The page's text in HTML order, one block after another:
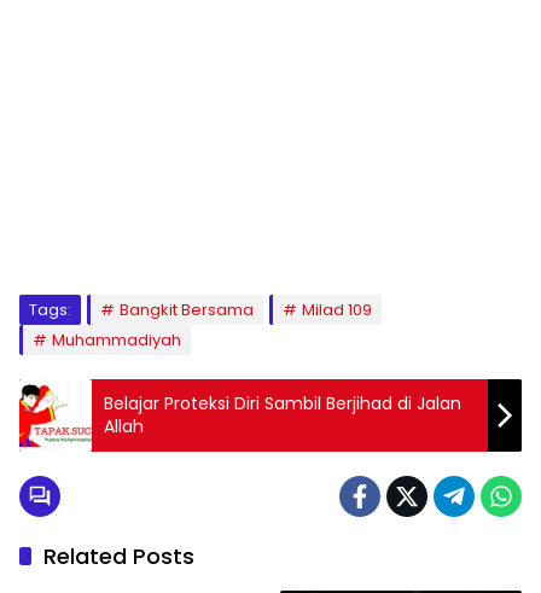
Tags: Bangkit Bersama
Milad 109
Muhammadiyah
Belajar Proteksi Diri Sambil Berjihad di Jalan
Allah
Related Posts